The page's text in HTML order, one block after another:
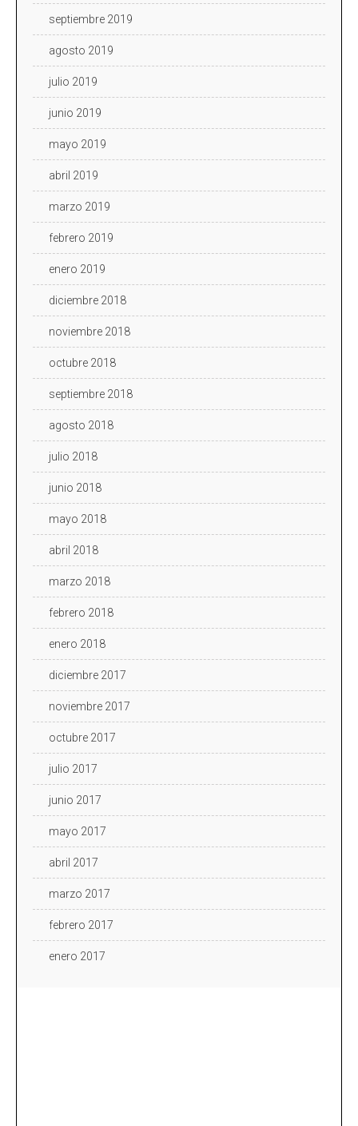
septiembre 2019
agosto 2019
julio 2019
junio 2019
mayo 2019
abril 2019
marzo 2019
febrero 2019
enero 2019
diciembre 2018
noviembre 2018
octubre 2018
septiembre 2018
agosto 2018
julio 2018
junio 2018
mayo 2018
abril 2018
marzo 2018
febrero 2018
enero 2018
diciembre 2017
noviembre 2017
octubre 2017
julio 2017
junio 2017
mayo 2017
abril 2017
marzo 2017
febrero 2017
enero 2017